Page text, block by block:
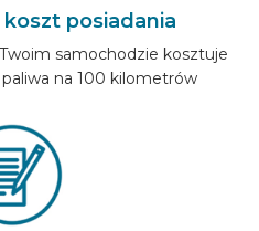
koszt posiadania
samochodzie kosztuje
na 100 kilometrów